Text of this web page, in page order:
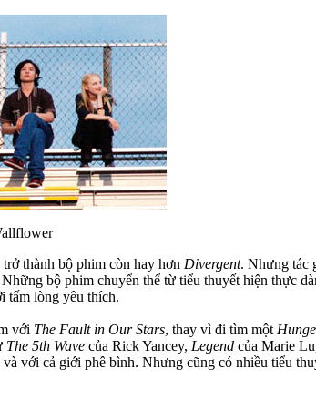
trở thành bộ phim còn hay hơn Divergent. Nhưng tác
bộ phim chuyển thể từ tiểu thuyết hiện thực
tấm lòng yêu thích.
với The Fault in Our Stars, thay vì đi tìm một
The 5th Wave của Rick Yancey, Legend của Marie
với cả giới phê bình. Nhưng cũng có nhiều tiểu